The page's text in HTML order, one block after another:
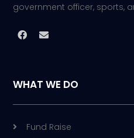
government officer, sports,
WHAT WE DO
Fund Raise